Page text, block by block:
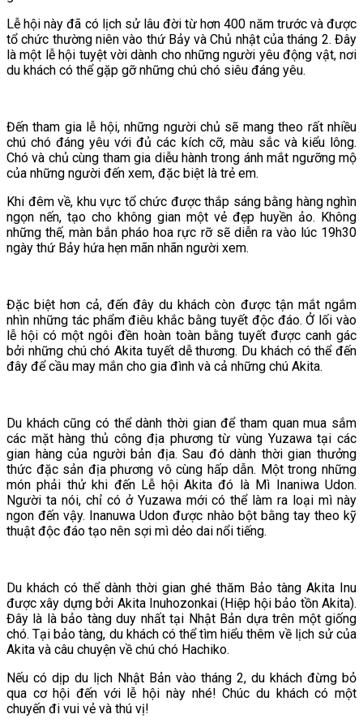
Lễ hội này đã có lịch sử lâu đời từ hơn 400 năm trước và được
tổ chức thường niên vào thứ Bảy và Chủ nhật của tháng 2. Đây
là một lễ hội tuyệt vời dành cho những người yêu động vật, nơi
du khách có thể gặp gỡ những chú chó siêu đáng yêu.
Đến tham gia lễ hội, những người chủ sẽ mang theo rất nhiều
chú chó đáng yêu với đủ các kích cỡ, màu sắc và kiểu lông.
Chó và chủ cùng tham gia diễu hành trong ánh mắt ngưỡng mộ
của những người đến xem, đặc biệt là trẻ em.
Khi đêm về, khu vực tổ chức được thắp sáng bằng hàng nghìn
ngọn nến, tạo cho không gian một vẻ đẹp huyền ảo. Không
những thế, màn bắn pháo hoa rực rỡ sẽ diễn ra vào lúc 19h30
ngày thứ Bảy hứa hẹn mãn nhãn người xem.
Đặc biệt hơn cả, đến đây du khách còn được tận mắt ngắm
nhìn những tác phẩm điêu khắc bằng tuyết độc đáo. Ở lối vào
lễ hội có một ngôi đền hoàn toàn bằng tuyết được canh gác
bởi những chú chó Akita tuyết dễ thương. Du khách có thể đến
đây để cầu may mắn cho gia đình và cả những chú Akita.
Du khách cũng có thể dành thời gian để tham quan mua sắm
các mặt hàng thủ công địa phương từ vùng Yuzawa tại các
gian hàng của người bản địa. Sau đó dành thời gian thưởng
thức đặc sản địa phương vô cùng hấp dẫn. Một trong những
món phải thử khi đến Lễ hội Akita đó là Mì Inaniwa Udon.
Người ta nói, chỉ có ở Yuzawa mới có thể làm ra loại mì này
ngon đến vậy. Inanuwa Udon được nhào bột bằng tay theo kỹ
thuật độc đáo tạo nên sợi mì dẻo dai nổi tiếng.
Du khách có thể dành thời gian ghé thăm Bảo tàng Akita Inu
được xây dựng bởi Akita Inuhozonkai (Hiệp hội bảo tồn Akita).
Đây là là bảo tàng duy nhất tại Nhật Bản dựa trên một giống
chó. Tại bảo tàng, du khách có thể tìm hiểu thêm về lịch sử của
Akita và câu chuyện về chú chó Hachiko.
Nếu có dịp du lịch Nhật Bản vào tháng 2, du khách đừng bỏ
qua cơ hội đến với lễ hội này nhé! Chúc du khách có một
chuyến đi vui vẻ và thú vị!